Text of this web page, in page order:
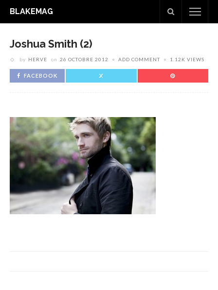
BLAKEMAG
Joshua Smith (2)
by HERVE on 26 OCTOBRE 2012 ADD COMMENT 1.12K VIEWS
FACEBOOK